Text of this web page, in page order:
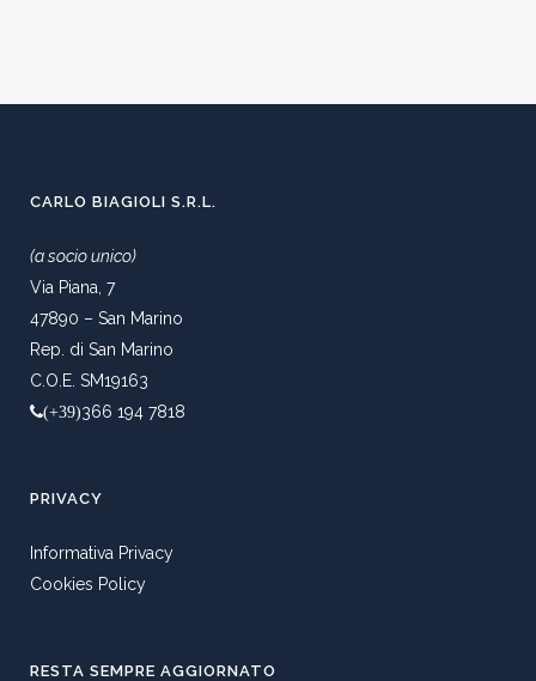
CARLO BIAGIOLI S.R.L.
(a socio unico)
Via Piana, 7
47890 – San Marino
Rep. di San Marino
C.O.E. SM19163
(+39)366 194 7818
PRIVACY
Informativa Privacy
Cookies Policy
RESTA SEMPRE AGGIORNATO